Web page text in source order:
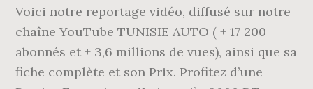
Voici notre reportage vidéo, diffusé sur notre
chaîne YouTube TUNISIE AUTO ( + 17 200
abonnés et + 3,6 millions de vues), ainsi que sa
fiche complète et son Prix. Profitez d’une